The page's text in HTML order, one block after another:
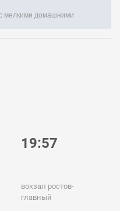
мелкими домашними
19:57
вокзал ростов-
главный